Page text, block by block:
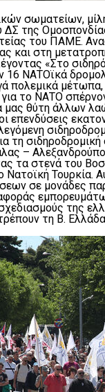
σωματείων,
ΔΣ της
του ΠΑΜΕ.
και στη
«Στο
ΝΑΤΟϊκά
πολεμικά μέτωπα,
το ΝΑΤΟ
μας θύτη άλλων
επενδύσεις
τη
–
τα στενά του
Τουρκία.
σε μονάδες
της
τη Β.